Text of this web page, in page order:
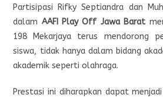
Partisipasi Rifky Septiandra dan
dalam AAFI Play Off Jawa Barat
198 Mekarjaya terus mendorong
siswa, tidak hanya dalam bidang
akademik seperti olahraga.
Prestasi ini diharapkan dapat